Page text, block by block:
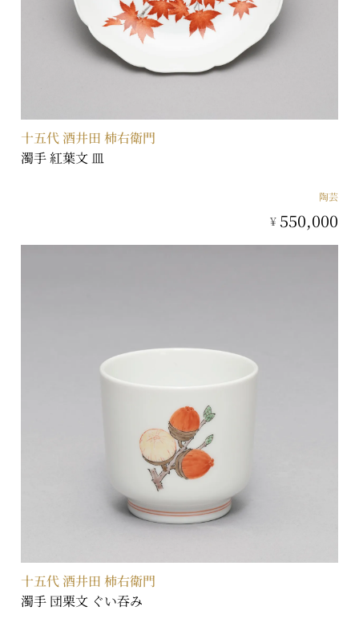
十五代 酒井田 柿右衛門
濁手 紅葉文 皿
陶芸
¥ 550,000
十五代 酒井田 柿右衛門
濁手 団栗文 ぐい吞み